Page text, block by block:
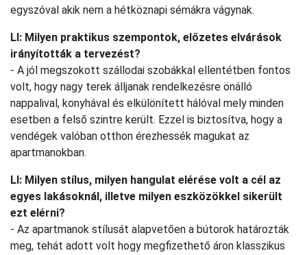
egyszóval akik nem a hétköznapi sémákra vágynak.
LI: Milyen praktikus szempontok, előzetes elvárások
irányították a tervezést?
- A jól megszokott szállodai szobákkal ellentétben fontos
volt, hogy nagy terek álljanak rendelkezésre önálló
nappalival, konyhával és elkülönített hálóval mely minden
esetben a felső szintre került. Ezzel is biztosítva, hogy a
vendégek valóban otthon érezhessék magukat az
apartmanokban.
LI: Milyen stílus, milyen hangulat elérése volt a cél az
egyes lakásoknál, illetve milyen eszközökkel sikerült
ezt elérni?
- Az apartmanok stílusát alapvetően a bútorok határozták
meg, tehát adott volt hogy megfizethető áron klasszikus